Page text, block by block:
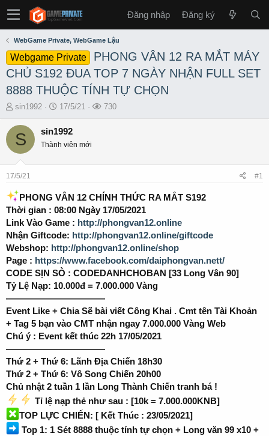
Đăng nhập Đăng ký
WebGame Private, WebGame Lậu
Webgame Private
PHONG VÂN 12 RA MẮT MÁY
CHỦ S192 ĐUA TOP 7 NGÀY NHẬN FULL SET
8888 THUỘC TÍNH TỰ CHỌN
T
r
e
s
a
r
t
e
r
sin1992
S
a
t
e
17/5/21
L
730
S sin1992
Thành viên mới
17/5/21 #1
PHONG VÂN 12 CHÍNH THỨC RA MẮT S192
Thời gian : 08:00 Ngày 17/05/2021
Link Vào Game : http://phongvan12.online
Nhận Giftcode: http://phongvan12.online/giftcode
Webshop: http://phongvan12.online/shop
Page : https://www.facebook.com/daiphongvan.nett/
CODE SỊN SÒ : CODEDANHCHOBAN [33 Long Vân 90]
Tỷ Lệ Nạp: 10.000đ = 7.000.000 Vàng
———————————
Event Like + Chia Sẽ bài viết Công Khai . Cmt tên Tài Khoản
+ Tag 5 bạn vào CMT nhận ngay 7.000.000 Vàng Web
Chú ý : Event kết thúc 22h 17/05/2021
———————————
Thứ 2 + Thứ 6: Lãnh Địa Chiến 18h30
Thứ 2 + Thứ 6: Vô Song Chiến 20h00
Chủ nhật 2 tuần 1 lần Long Thành Chiến tranh bá !
Tỉ lệ nạp thẻ như sau : [10k = 7.000.000KNB]
TOP LỰC CHIẾN: [ Kết Thúc : 23/05/2021]
Top 1: 1 Sét 8888 thuộc tính tự chọn + Long văn 99 x10 +